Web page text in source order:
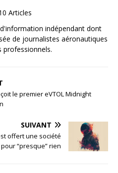
Articles
indépendant dont
de journalistes aéronautiques
professionnels.
le premier eVTOL Midnight
SUIVANT
offert une société
“presque” rien